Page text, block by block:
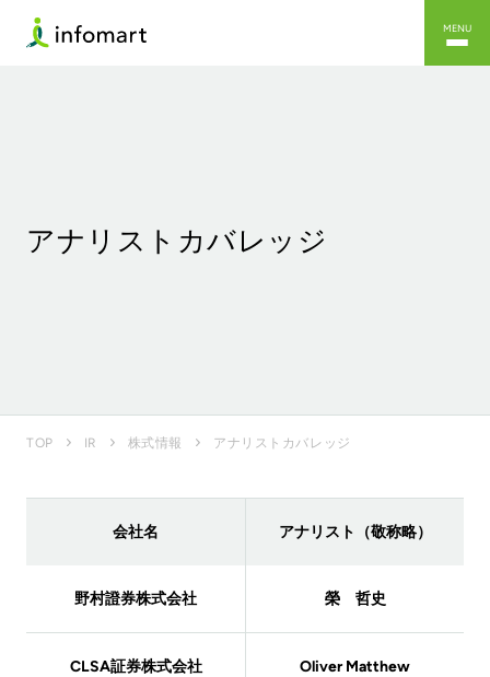
MENU
アナリストカバレッジ
TOP IR 株式情報 アナリストカバレッジ
会社名 アナリスト（敬称略）
野村證券株式会社 榮 哲史
CLSA証券株式会社 Oliver Matthew